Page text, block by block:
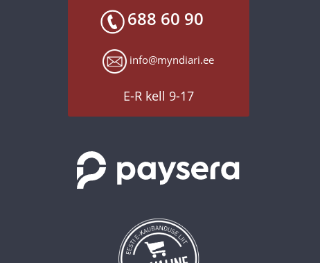
688 60 90
info@myndiari.ee
E-R kell 9-17